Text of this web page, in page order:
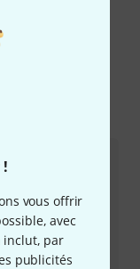
vous offrir
avec
inclut, par
publicités
internet, etc.
le fabricant